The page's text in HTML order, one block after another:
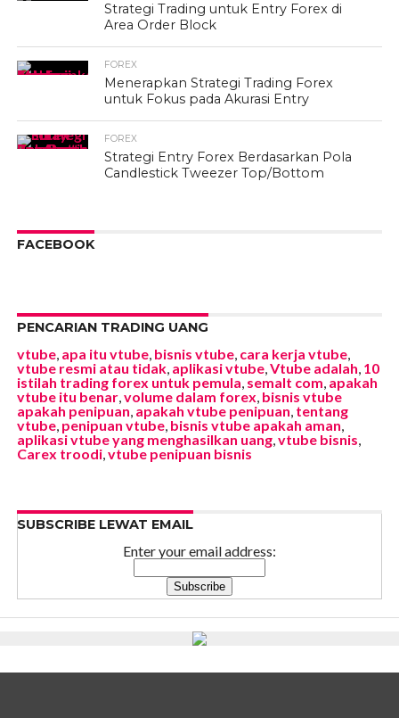
Strategi Trading untuk Entry Forex di
Area Order Block
FOREX
Menerapkan Strategi Trading Forex
untuk Fokus pada Akurasi Entry
FOREX
Strategi Entry Forex Berdasarkan Pola
Candlestick Tweezer Top/Bottom
FACEBOOK
PENCARIAN TRADING UANG
vtube, apa itu vtube, bisnis vtube, cara kerja vtube,
vtube resmi atau tidak, aplikasi vtube,Vtube adalah, 10
istilah trading forex untuk pemula, semalt com, apakah
vtube itu benar,volume dalam forex, bisnis vtube
apakah penipuan, apakah vtube penipuan, tentang
vtube, penipuan vtube, bisnis vtube apakah aman,
aplikasi vtube yang menghasilkan uang,vtube bisnis,
Carex troodi,vtube penipuan bisnis
SUBSCRIBE LEWAT EMAIL
Enter your email address: